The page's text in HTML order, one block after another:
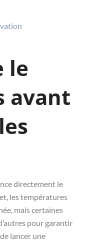
le
avant
directement le
les températures
mais certaines
pour garantir
lancer une